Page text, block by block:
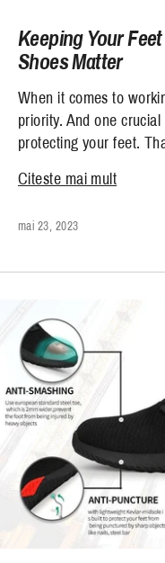
Keeping Your
Shoes Matter
When it comes to
priority. And one
protecting your feet.
Citeste mai mult
mai 23, 2023
Înscrie-